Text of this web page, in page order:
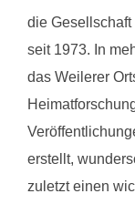
die
seit 1973. In
das Weilerer
erstellt,
zuletzt einen